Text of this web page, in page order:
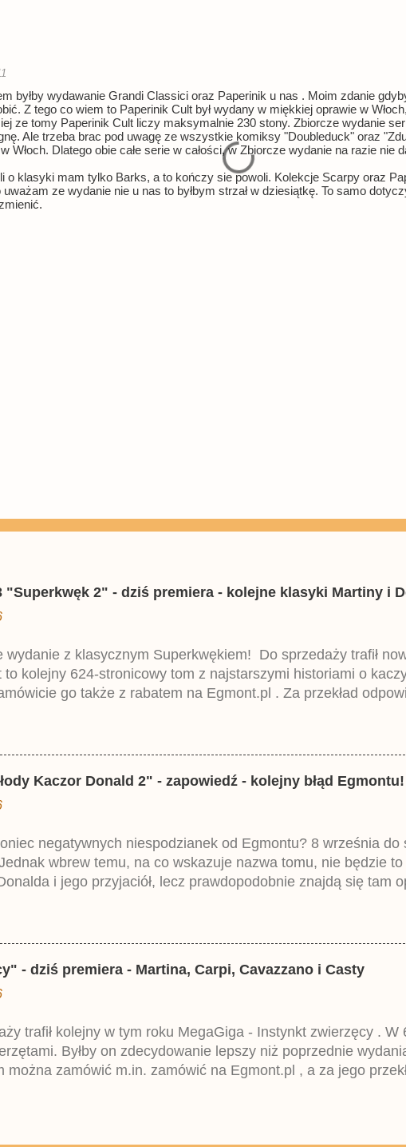
byłby wydawanie Grandi Classici oraz Paperinik u nas . Moim zdanie
Z tego co wiem to Paperinik Cult był wydany w miękkiej oprawie w
ze tomy Paperinik Cult liczy maksymalnie 230 stony. Zbiorcze wydanie
Ale trzeba brac pod uwagę ze wszystkie komiksy "Doubleduck" oraz
Włoch. Dlatego obie całe serie w całości, w Zbiorcze wydanie na razie nie
o klasyki mam tylko Barks, a to kończy sie powoli. Kolekcje Scarpy oraz
uważam ze wydanie nie u nas to byłbym strzał w dziesiątkę. To samo
"Superkwęk 2" - dziś premiera - kolejne klasyki Martiny i
wydanie z klasycznym Superkwękiem! Do sprzedaży trafił
kolejny 624-stronicowy tom z najstarszymi historiami o
go także z rabatem na Egmont.pl . Za przekład
Kaczor Donald 2" - zapowiedź - kolejny błąd Egmontu!
negatywnych niespodzianek od Egmontu? 8 września
wbrew temu, na co wskazuje nazwa tomu, nie będzie
i jego przyjaciół, lecz prawdopodobnie znajdą się tam
- dziś premiera - Martina, Carpi, Cavazzano i Casty
trafił kolejny w tym roku MegaGiga - Instynkt zwierzęcy .
Byłby on zdecydowanie lepszy niż poprzednie
można zamówić m.in. zamówić na Egmont.pl , a za jego